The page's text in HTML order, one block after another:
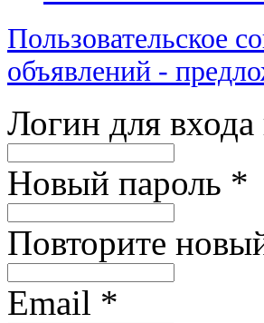
Пользовательское
объявлений -
Логин для
Новый пароль *
Повторите
Email *